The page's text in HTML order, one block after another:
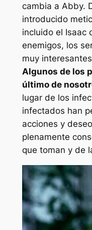
cambia a Abby.
introducido
incluido el Isaac
enemigos, los
muy
Algunos de los
último de
lugar de los
infectados han
acciones y
plenamente
que toman y de